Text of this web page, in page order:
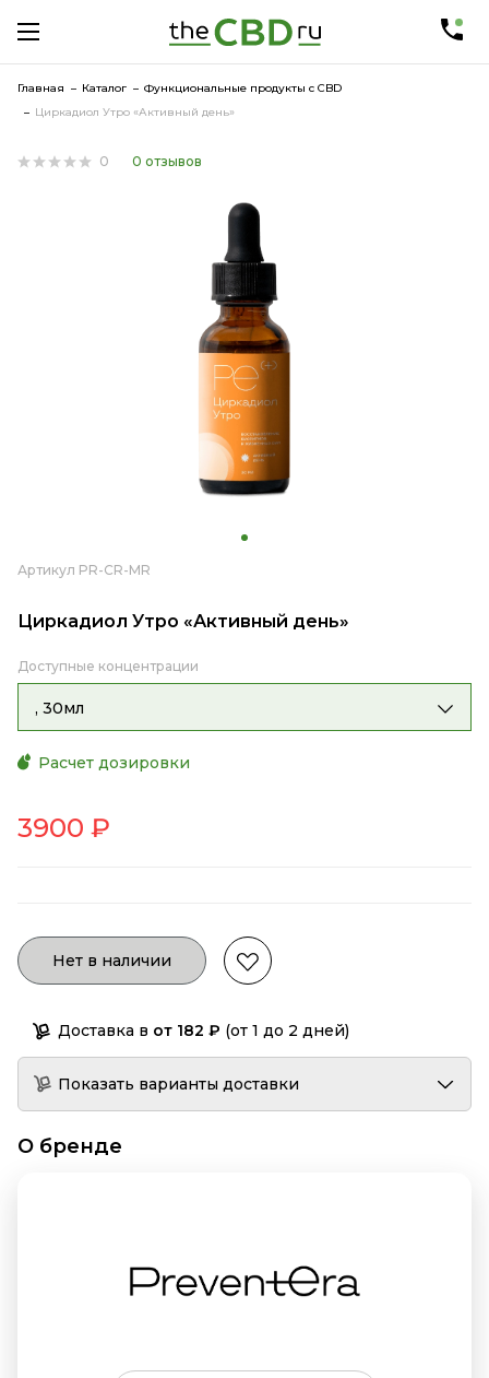
Главная Каталог
Функциональные продукты с CBD
Циркадиол Утро «Активный день»
0 0 отзывов
Артикул PR-CR-MR
Циркадиол Утро «Активный день»
Доступные концентрации
, 30мл
Расчет дозировки
3900 ₽
Нет в наличии
Доставка в от 182 ₽ (от 1 до 2 дней)
Показать варианты доставки
О бренде